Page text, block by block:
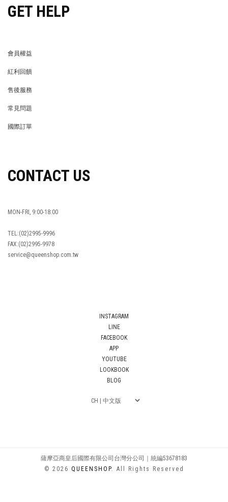
GET HELP
會員權益
紅利回饋
售後服務
常見問題
國際訂單
CONTACT US
MON-FRI, 9:00-18:00
TEL:(02)2995-9996
FAX:(02)2995-9978
service@queenshop.com.tw
INSTAGRAM
LINE
FACEBOOK
APP
YOUTUBE
LOOKBOOK
BLOG
薩摩亞商皇后國際有限公司台灣分公司｜統編53678183
© 2026 QUEENSHOP. All Rights Reserved